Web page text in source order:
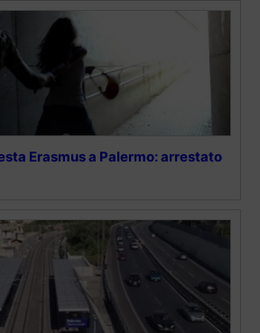
Erasmus a Palermo: arrestato